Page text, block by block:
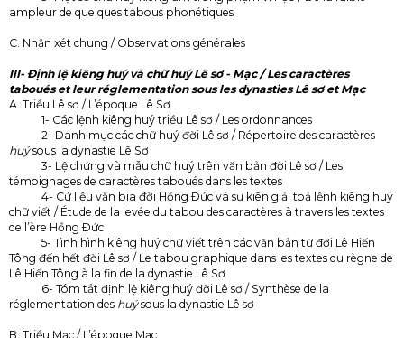
ampleur de quelques tabous phonétiques
C. Nhận xét chung / Observations générales
III- Định lệ kiêng huý và chữ huý Lê sơ - Mạc / Les caractères
taboués et leur réglementation sous les dynasties Lê sơ et Mạc
A. Triều Lê sơ / L’époque Lê Sơ
1- Các lệnh kiêng huý triều Lê sơ / Les ordonnances
2- Danh mục các chữ huý đời Lê sơ / Répertoire des caractères
huýsous la dynastie Lê Sơ
3- Lệ chứng và mẫu chữ huý trên văn bản đời Lê sơ / Les
témoignages de caractères taboués dans les textes
4- Cứ liệu văn bia đời Hồng Ðức và sự kiên giải toả lệnh kiêng huý
chữ viết / Étude de la levée du tabou des caractères à travers les textes
de l’ère Hồng Ðức
5- Tình hình kiêng huý chữ viết trên các văn bản từ đời Lê Hiến
Tông đến hết đời Lê sơ / Le tabou graphique dans les textes du règne de
Lê Hiến Tông à la fin de la dynastie Lê Sơ
6- Tóm tắt định lệ kiêng huý đời Lê sơ / Synthèse de la
réglementation des huýsous la dynastie Lê sơ
B. Triều Mạc / L’époque Mạc